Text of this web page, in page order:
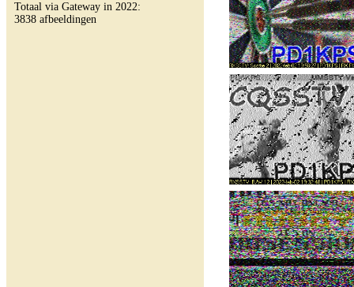
Totaal via Gateway in 2022:
3838 afbeeldingen